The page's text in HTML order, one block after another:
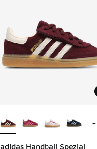
adidas Handball Spezial
+